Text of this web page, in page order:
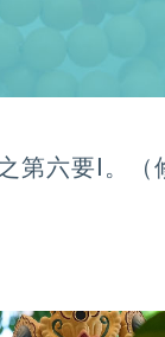
第六要Ⅰ。（